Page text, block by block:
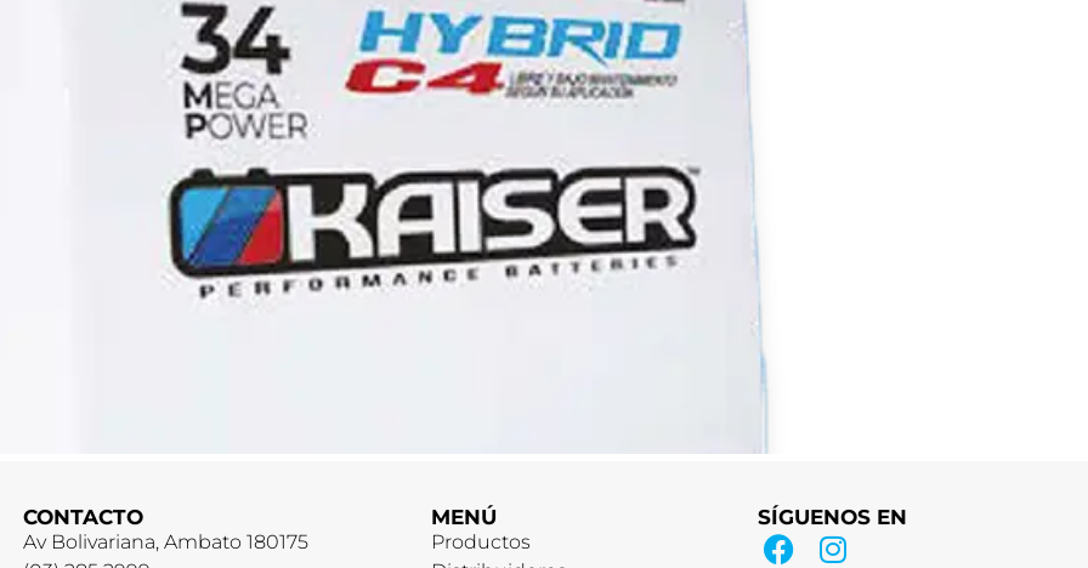
CONTACTO
Av Bolivariana, Ambato 180175
MENÚ
Productos
SÍGUENOS EN